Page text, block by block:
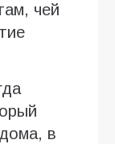
чей
в